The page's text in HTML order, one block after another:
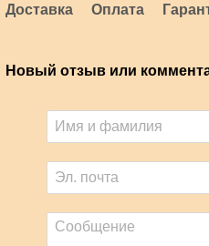
Доставка Оплата
Новый отзыв или